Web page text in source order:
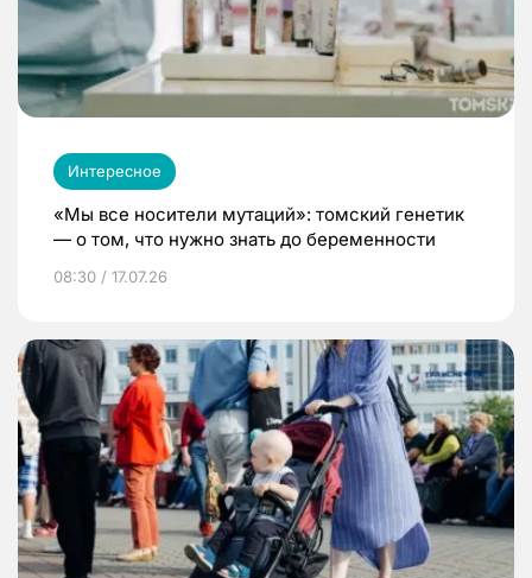
Интересное
«Мы все носители мутаций»: томский генетик
— о том, что нужно знать до беременности
08:30 / 17.07.26